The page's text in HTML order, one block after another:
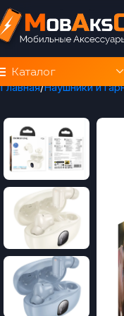
Каталог
Главная Наушники и